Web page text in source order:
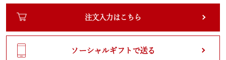
注文入力はこちら
ソーシャルギフトで送る